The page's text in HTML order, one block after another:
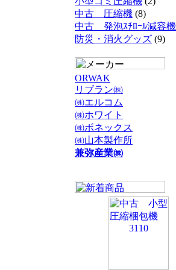
中古 圧縮機 (8)
中古 発泡ｽﾁﾛｰﾙ減容機
防災・消火グッズ (9)
ORWAK
リブラン㈱
㈱エルコム
㈱ホワイト
㈱ボネックス
㈱山本製作所
兼弥産業㈱